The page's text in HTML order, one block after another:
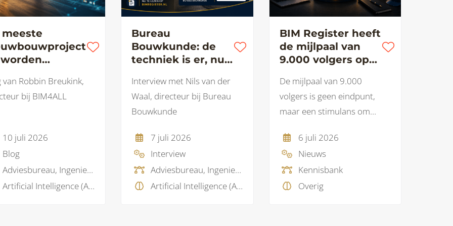
meeste
we ook
van Robbin Breukink,
bij BIM4ALL
10 juli 2026
Blog
Adviesbureau, Ingenieursbureau
Artificial Intelligence (AI), BIM visie, Business Intelligence , Data
Bureau
Bouwkunde: de
techniek is er, nu
nog
Interview met Nils van der
Waal, directeur bij Bureau
Bouwkunde
7 juli 2026
Interview
Adviesbureau, Ingenieursbureau
Artificial Intelligence (AI), BIM protocol, BIM visie, Model checking, Projectmanagement
BIM Register heeft
de mijlpaal van
9.000 volgers op
De mijlpaal van 9.000
volgers is geen eindpunt,
maar een stimulans om
6 juli 2026
Nieuws
Kennisbank
Overig